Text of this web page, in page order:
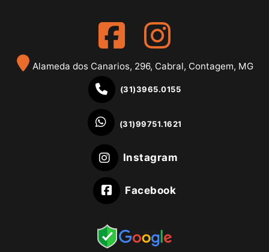
Alameda dos Canarios, 296, Cabral, Contagem, MG
(31)3965.0155
(31)99751.1621
Instagram
Facebook